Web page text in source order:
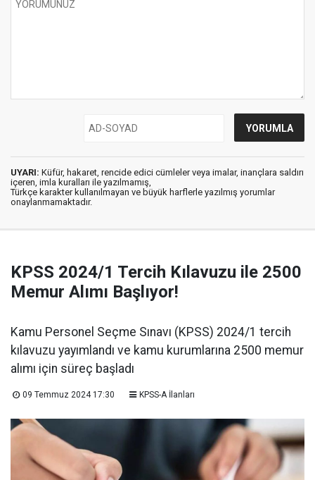
UYARI: Küfür, hakaret, rencide edici cümleler veya imalar, inançlara saldırı
içeren, imla kuralları ile yazılmamış,
Türkçe karakter kullanılmayan ve büyük harflerle yazılmış yorumlar
onaylanmamaktadır.
KPSS 2024/1 Tercih Kılavuzu ile 2500
Memur Alımı Başlıyor!
Kamu Personel Seçme Sınavı (KPSS) 2024/1 tercih
kılavuzu yayımlandı ve kamu kurumlarına 2500 memur
alımı için süreç başladı
09 Temmuz 2024 17:30 KPSS-A İlanları